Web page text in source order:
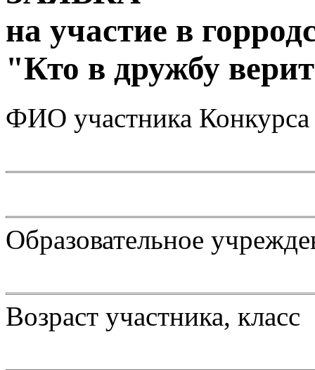
на участие в
"Кто в дружбу
ФИО участника Конкурса
Образовательное
Возраст участника, класс